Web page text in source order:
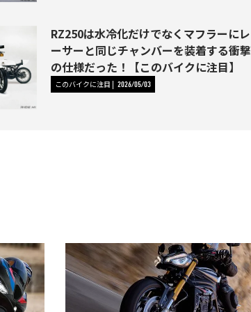
RZ250は水冷化だけでなくマフラーにレ
ーサーと同じチャンバーを装着する衝撃
の仕様だった！【このバイクに注目】
このバイクに注目 2026/05/03